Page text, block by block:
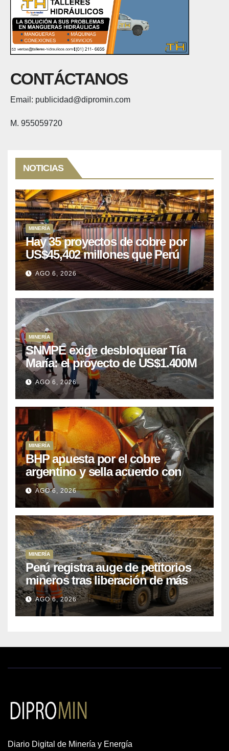
CONTÁCTANOS
Email: publicidad@dipromin.com
M. 955059720
NOTICIAS
MINERÍA
Hay 35 proyectos de cobre por
US$45,402 millones que Perú
puede aprovechar
AGO 6, 2026
MINERÍA
SNMPE exige desbloquear Tía
María: el proyecto de US$1.400M
que Perú lleva 15 años
posponiendo
AGO 6, 2026
MINERÍA
BHP apuesta por el cobre
argentino y sella acuerdo con
Kobrea para siete proyecto
AGO 6, 2026
MINERÍA
Perú registra auge de petitorios
mineros tras liberación de más
de mil concesiones para explorar
cobre y oro
AGO 6, 2026
Diario Digital de Minería y Energía